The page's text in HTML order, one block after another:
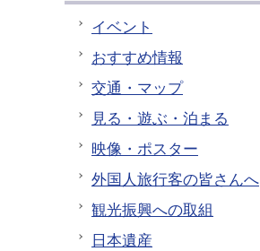
イベント
おすすめ情報
交通・マップ
見る・遊ぶ・泊まる
映像・ポスター
外国人旅行客の皆さんへ
観光振興への取組
日本遺産